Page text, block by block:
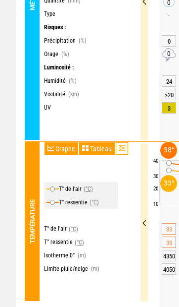
Type
Risques :
Précipitation (%)
Orage (%)
Luminosité :
Humidité (%)
Visibilité (km)
UV
TEMPÉRATURE
Graphe Tableau
T° de l'air (°C)
T° ressentie (°C)
T° de l'air (°C)
T° ressentie (°C)
Isotherme 0° (m)
Limite pluie/neige (m)
40
30
20
10
0
-
0
0
24
>20
3
33
38
4350
4050
33°
38°